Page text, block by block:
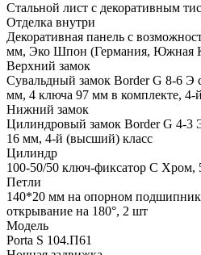
Стальной лист с декоративным
Отделка внутри
Декоративная панель с
мм, Эко Шпон (Германия, Южная
Верхний замок
Сувальдный замок Border G 8-6 Э
мм, 4 ключа 97 мм в комплекте, 4-
Нижний замок
Цилиндровый замок Border G 4-3
16 мм, 4-й (высший) класс
Цилиндр
100-50/50 ключ-фиксатор C Хром,
Петли
140*20 мм на опорном
открывание на 180°, 2 шт
Модель
Porta S 104.П61